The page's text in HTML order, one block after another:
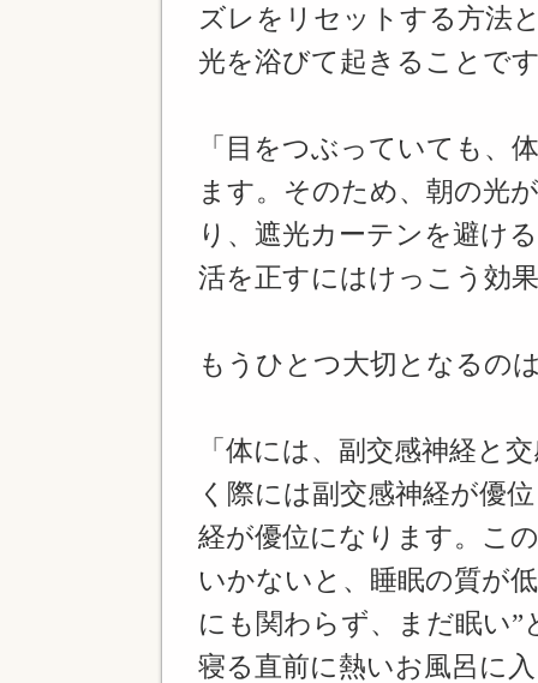
ズレをリセットする方法
光を浴びて起きることで
「目をつぶっていても、
ます。そのため、朝の光
り、遮光カーテンを避け
活を正すにはけっこう効
もうひとつ大切となるの
「体には、副交感神経と
く際には副交感神経が優
経が優位になります。こ
いかないと、睡眠の質が
にも関わらず、まだ眠い
寝る直前に熱いお風呂に